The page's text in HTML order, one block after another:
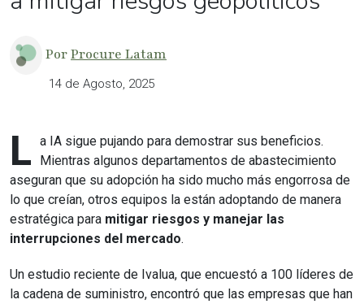
PorProcure Latam
14 de Agosto, 2025
L a IA sigue pujando para demostrar sus beneficios.
Mientras algunos departamentos de abastecimiento
aseguran que su adopción ha sido mucho más engorrosa de
lo que creían, otros equipos la están adoptando de manera
estratégica para mitigar riesgos y manejar las
interrupciones del mercado.
Un estudio reciente de Ivalua, que encuestó a 100 líderes de
la cadena de suministro, encontró que las empresas que han